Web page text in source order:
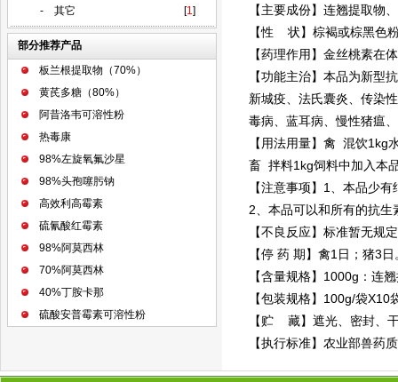
-其它 [1]
部分推荐产品
板兰根提取物（70%）
黄芪多糖（80%）
阿昔洛韦可溶性粉
热毒康
98%左旋氧氟沙星
98%头孢噻肟钠
高效利高霉素
硫氰酸红霉素
98%阿莫西林
70%阿莫西林
40%丁胺卡那
硫酸安普霉素可溶性粉
【主要成份】连翘提取物
【性 状】棕褐或棕黑色
【药理作用】金丝桃素在
【功能主治】本品为新型
新城疫、法氏囊炎、传染
毒病、蓝耳病、慢性猪瘟
【用法用量】禽 混饮1kg
畜 拌料1kg饲料中加入本
【注意事项】1、本品少
2、本品可以和所有的抗生
【不良反应】标准暂无规定
【停 药 期】禽1日；猪3日
【含量规格】1000g：连
【包装规格】100g/袋X10
【贮 藏】遮光、密封、
【执行标准】农业部兽药